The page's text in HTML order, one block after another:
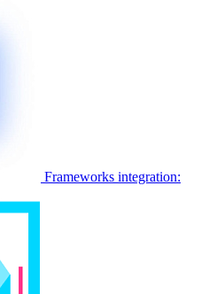
Frameworks integration: